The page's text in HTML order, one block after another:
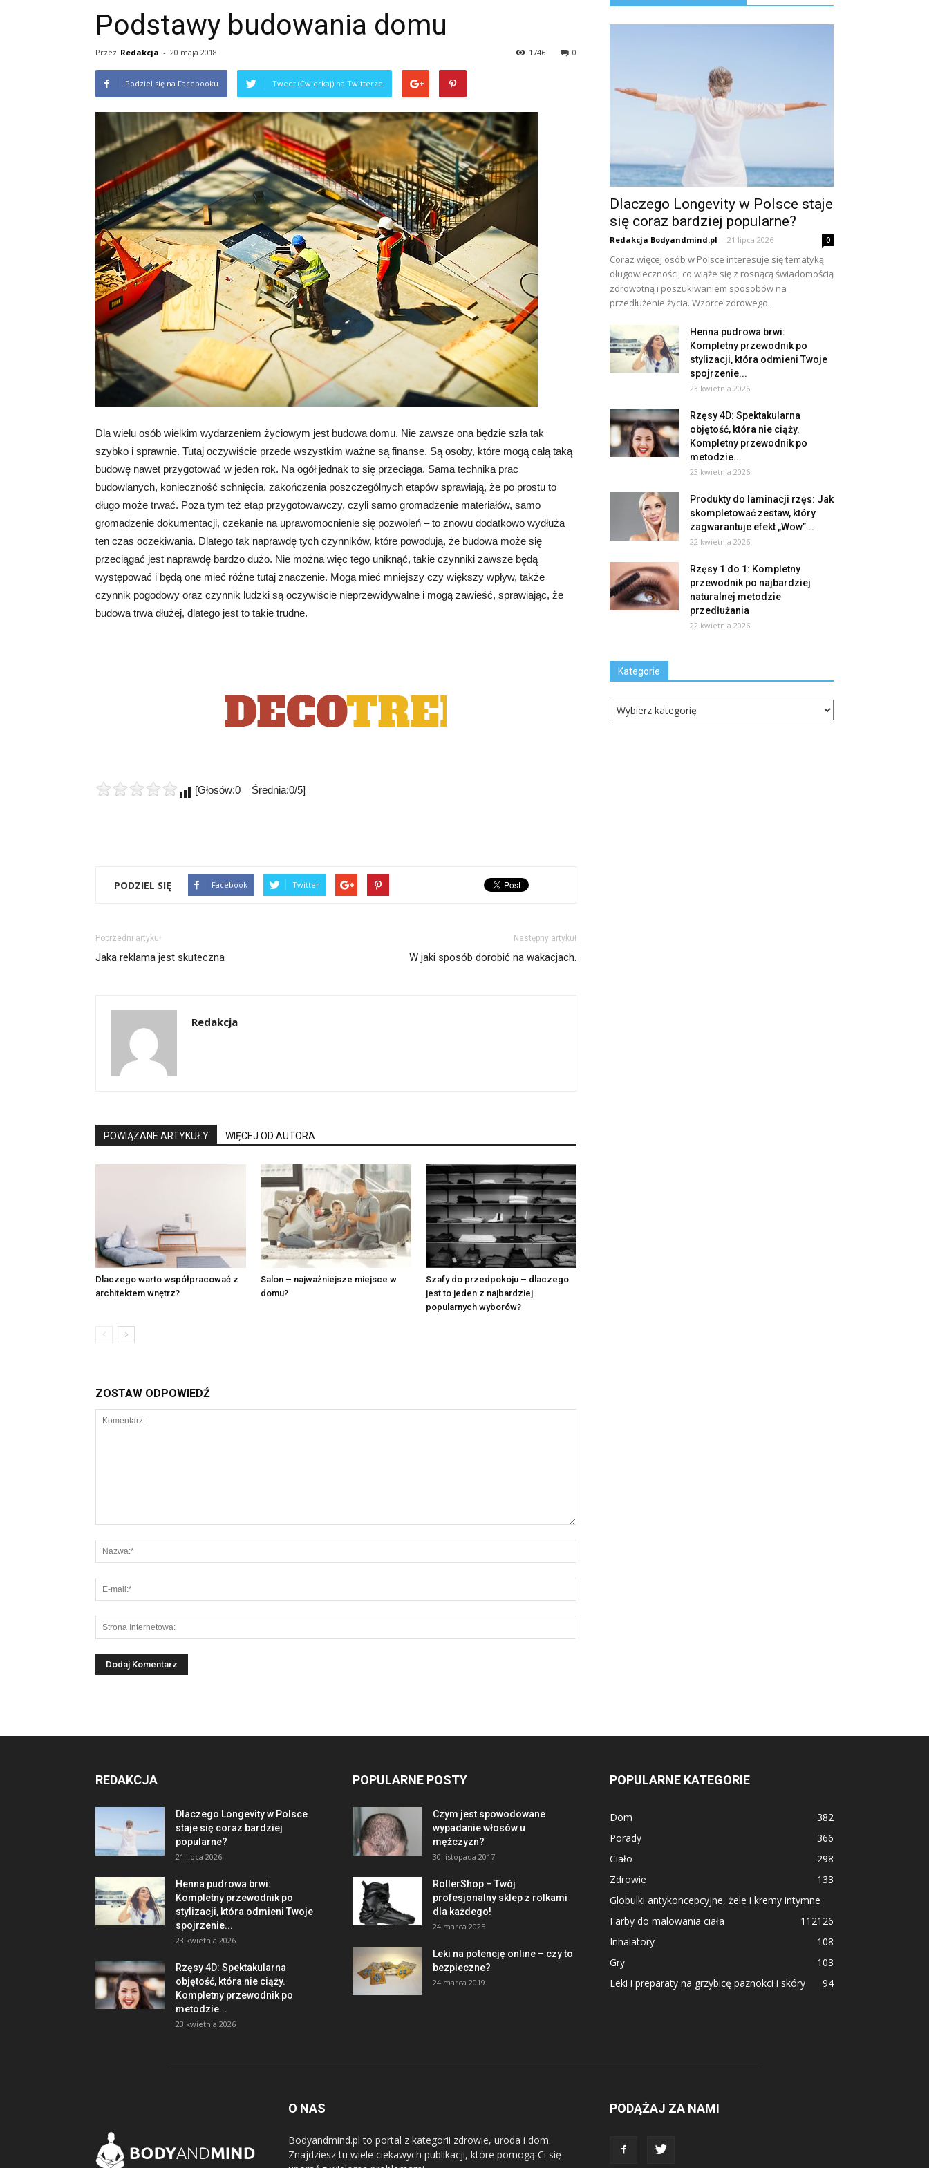
Podstawy budowania domu
Przez Redakcja - 20 maja 2018 0
1746
Podziel się na Facebooku Tweet (Ćwierkaj) na Twitterze
Dla wielu osób wielkim wydarzeniem życiowym jest budowa domu. Nie zawsze ona będzie szła tak
szybko i sprawnie. Tutaj oczywiście przede wszystkim ważne są finanse. Są osoby, które mogą całą taką
budowę nawet przygotować w jeden rok. Na ogół jednak to się przeciąga. Sama technika prac
budowlanych, konieczność schnięcia, zakończenia poszczególnych etapów sprawiają, że po prostu to
długo może trwać. Poza tym też etap przygotowawczy, czyli samo gromadzenie materiałów, samo
gromadzenie dokumentacji, czekanie na uprawomocnienie się pozwoleń – to znowu dodatkowo wydłuża
ten czas oczekiwania. Dlatego tak naprawdę tych czynników, które powodują, że budowa może się
przeciągać jest naprawdę bardzo dużo. Nie można więc tego uniknąć, takie czynniki zawsze będą
występować i będą one mieć różne tutaj znaczenie. Mogą mieć mniejszy czy większy wpływ, także
czynnik pogodowy oraz czynnik ludzki są oczywiście nieprzewidywalne i mogą zawieść, sprawiając, że
budowa trwa dłużej, dlatego jest to takie trudne.
[Głosów:0 Średnia:0/5]
PODZIEL SIĘ Facebook Twitter
Poprzedni artykuł
Jaka reklama jest skuteczna
Następny artykuł
W jaki sposób dorobić na wakacjach.
Redakcja
POWIĄZANE ARTYKUŁY WIĘCEJ OD AUTORA
Dlaczego warto współpracować z
architektem wnętrz?
Salon – najważniejsze miejsce w
domu?
Szafy do przedpokoju – dlaczego
jest to jeden z najbardziej
popularnych wyborów?
ZOSTAW ODPOWIEDŹ
Dlaczego Longevity w Polsce staje
się coraz bardziej popularne?
Redakcja Bodyandmind.pl - 21 lipca 2026 0
Coraz więcej osób w Polsce interesuje się tematyką
długowieczności, co wiąże się z rosnącą świadomością
zdrowotną i poszukiwaniem sposobów na
przedłużenie życia. Wzorce zdrowego...
Henna pudrowa brwi:
Kompletny przewodnik po
stylizacji, która odmieni Twoje
spojrzenie...
23 kwietnia 2026
Rzęsy 4D: Spektakularna
objętość, która nie ciąży.
Kompletny przewodnik po
metodzie...
23 kwietnia 2026
Produkty do laminacji rzęs: Jak
skompletować zestaw, który
zagwarantuje efekt „Wow”...
22 kwietnia 2026
Rzęsy 1 do 1: Kompletny
przewodnik po najbardziej
naturalnej metodzie
przedłużania
22 kwietnia 2026
Kategorie
Kategorie
REDAKCJA
Dlaczego Longevity w Polsce
staje się coraz bardziej
popularne?
21 lipca 2026
Henna pudrowa brwi:
Kompletny przewodnik po
stylizacji, która odmieni Twoje
spojrzenie...
23 kwietnia 2026
Rzęsy 4D: Spektakularna
objętość, która nie ciąży.
Kompletny przewodnik po
metodzie...
23 kwietnia 2026
POPULARNE POSTY
Czym jest spowodowane
wypadanie włosów u
mężczyzn?
30 listopada 2017
RollerShop – Twój
profesjonalny sklep z rolkami
dla każdego!
24 marca 2025
Leki na potencję online – czy to
bezpieczne?
24 marca 2019
POPULARNE KATEGORIE
Dom
382
Porady
366
Ciało
298
Zdrowie
133
Globulki antykoncepcyjne, żele i kremy intymne
126
Farby do malowania ciała
112
Inhalatory
108
Gry
103
Leki i preparaty na grzybicę paznokci i skóry
94
O NAS
Bodyandmind.pl to portal z kategorii zdrowie, uroda i dom.
Znajdziesz tu wiele ciekawych publikacji, które pomogą Ci się
PODĄŻAJ ZA NAMI